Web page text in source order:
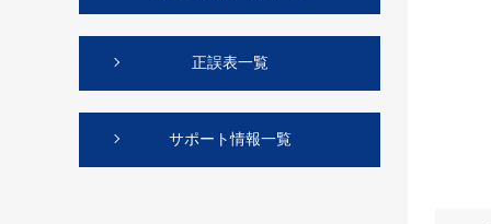
正誤表一覧
サポート情報一覧